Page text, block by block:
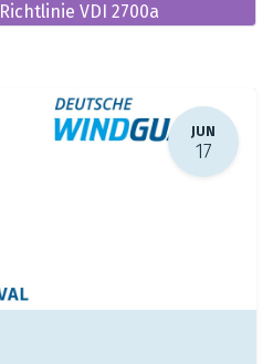
Richtlinie VDI 2700a
JUN
17